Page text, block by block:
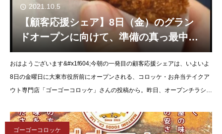
2021.10.5
【顧客応援シェア】8日（金）のグラン
ドオープンに向けて、準備の真っ最中の
コロッケ・お弁当テイクアウト専門店
「ゴーゴーコロッケ」さんへ
おはようございます&#x1f604;今朝の一発目の顧客応援シェアは、いよいよ
8日の金曜日に大東市役所前にオープンされる、コロッケ・お弁当テイクア
ウト専門店「ゴーゴーコロッケ」さんの投稿から。昨日、オープンチラシの
ゴーゴーコロッケ